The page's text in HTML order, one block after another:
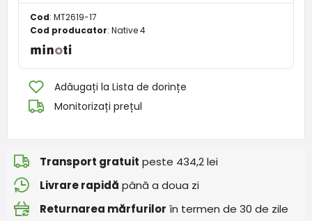
Cod: MT2619-17
Cod producator: Native 4
Adăugați la Lista de dorințe
Monitorizați prețul
Transport gratuit peste 434,2 lei
Livrare rapidă până a doua zi
Returnarea mărfurilor în termen de 30 de zile